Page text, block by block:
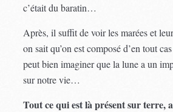
c’était du baratin…
Après, il suffit de voir les marées et
on sait qu’on est composé d’en tout
peut bien imaginer que la lune a un
sur notre vie…
Tout ce qui est là présent sur terre,